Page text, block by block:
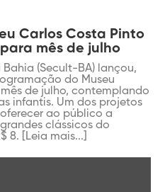
para mês de julho
Carlos Costa Pinto
mês de julho
(Secult-BA) lançou,
do Museu
de julho, contemplando
infantis. Um dos projetos
ao público a
clássicos do
8. [Leia mais...]